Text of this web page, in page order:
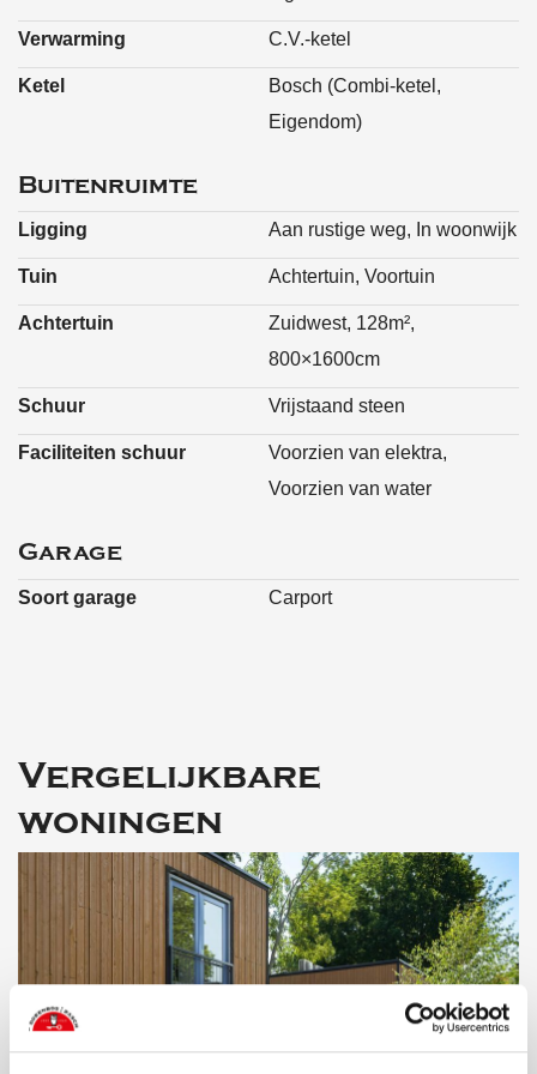
• very central location
• multifunctional outbuilding
• sunscreens and awning at the rear of the house
• PVC window frames with insulated glazing
• carport and spacious storage
Verwarming C.V.-ketel
Ketel
Bosch (Combi-ketel,
Eigendom)
Buitenruimte
Ligging Aan rustige weg, In woonwijk
Tuin Achtertuin, Voortuin
Achtertuin
Zuidwest, 128m²,
800×1600cm
Schuur Vrijstaand steen
Faciliteiten schuur
Voorzien van elektra,
Voorzien van water
Garage
Soort garage Carport
Vergelijkbare
woningen